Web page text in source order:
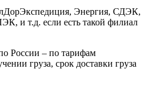
Энергия, СДЭК,
и т.д. если есть такой филиал
России – по тарифам
груза, срок доставки груза